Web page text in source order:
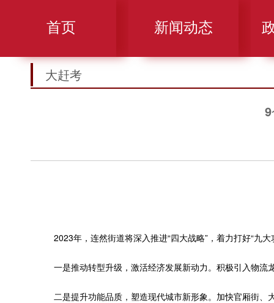
首页 新闻动态
大赶考
2023年，连然街道将深入推进“四大战略”，着力打好“九大
一是推动转型升级，激活经济发展新动力。积极引入物流
二是提升功能品质，塑造现代城市新形象。加快官厢街、